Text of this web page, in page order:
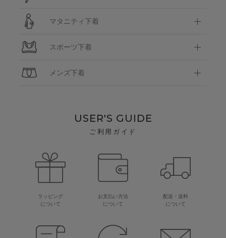
マタニティ下着
スポーツ下着
メンズ下着
USER'S GUIDE
ご利用ガイド
ラッピング
について
お支払い方法
について
配送・送料
について